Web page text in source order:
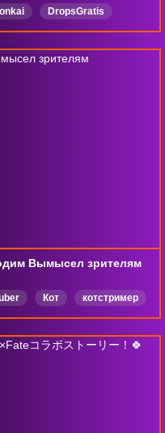
DropsGratis
Mobile
Wuwa
Вымысел зрителям
Кот
котстример